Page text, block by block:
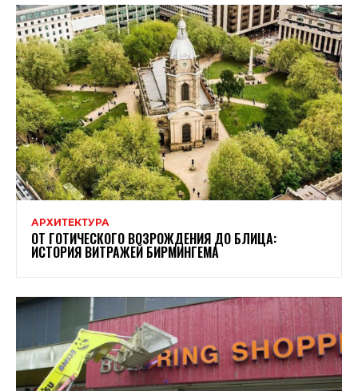
АРХИТЕКТУРА
ОТ ГОТИЧЕСКОГО ВОЗРОЖДЕНИЯ ДО БЛИЦА:
ИСТОРИЯ ВИТРАЖЕЙ БИРМИНГЕМА